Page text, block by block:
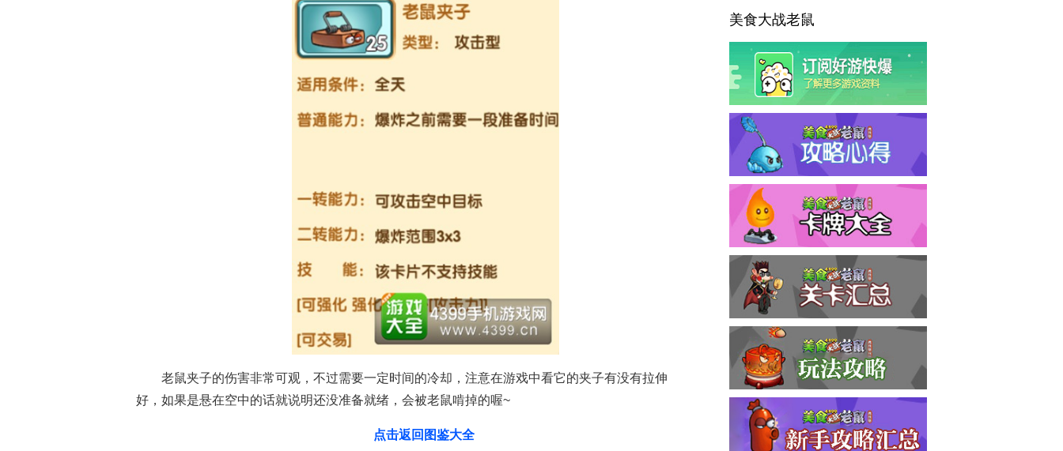
美食大战老鼠竞 美食大战老鼠竞 美食大战老鼠竞
老鼠夹子的伤害非常可观，不过需要一定时间的冷却，注意在游戏中看它的夹子有没有拉伸
好，如果是悬在空中的话就说明还没准备就绪，会被老鼠啃掉的喔~
点击返回图鉴大全
美食大战老鼠